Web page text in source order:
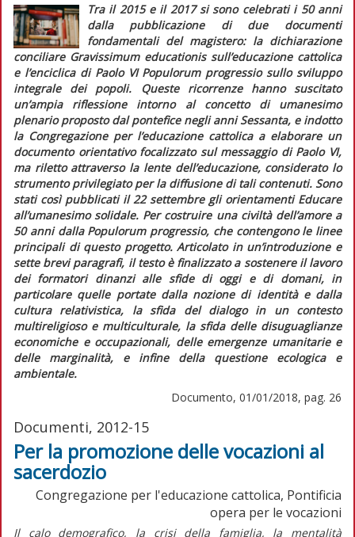
Tra il 2015 e il 2017 si sono celebrati i 50 anni
dalla pubblicazione di due documenti
fondamentali del magistero: la dichiarazione
conciliare Gravissimum educationissull’educazione cattolica
e l’enciclica di Paolo VI Populorum progressiosullo sviluppo
integrale dei popoli. Queste ricorrenze hanno suscitato
un’ampia riflessione intorno al concetto di umanesimo
plenarioproposto dal pontefice negli anni Sessanta, e indotto
la Congregazione per l’educazione cattolica a elaborare un
documento orientativo focalizzato sul messaggio di Paolo VI,
ma riletto attraverso la lente dell’educazione, considerato lo
strumento privilegiato per la diffusione di tali contenuti. Sono
stati così pubblicati il 22 settembre gli orientamenti Educare
all’umanesimo solidale. Per costruire una civiltà dell’amore a
50 anni dallaPopulorum progressio, che contengono le linee
principali di questo progetto. Articolato in un’introduzione e
sette brevi paragrafi, il testo è finalizzato a sostenere il lavoro
dei formatori dinanzi alle sfide di oggi e di domani, in
particolare quelle portate dalla nozione di identità e dalla
cultura relativistica, la sfida del dialogo in un contesto
multireligioso e multiculturale, la sfida delle disuguaglianze
economiche e occupazionali, delle emergenze umanitarie e
delle marginalità, e infine della questione ecologica e
ambientale.
Documento, 01/01/2018, pag. 26
Documenti, 2012-15
Per la promozione delle vocazioni al
sacerdozio
Congregazione per l'educazione cattolica, Pontificia
opera per le vocazioni
Il calo demografico, la crisi della famiglia, la mentalità